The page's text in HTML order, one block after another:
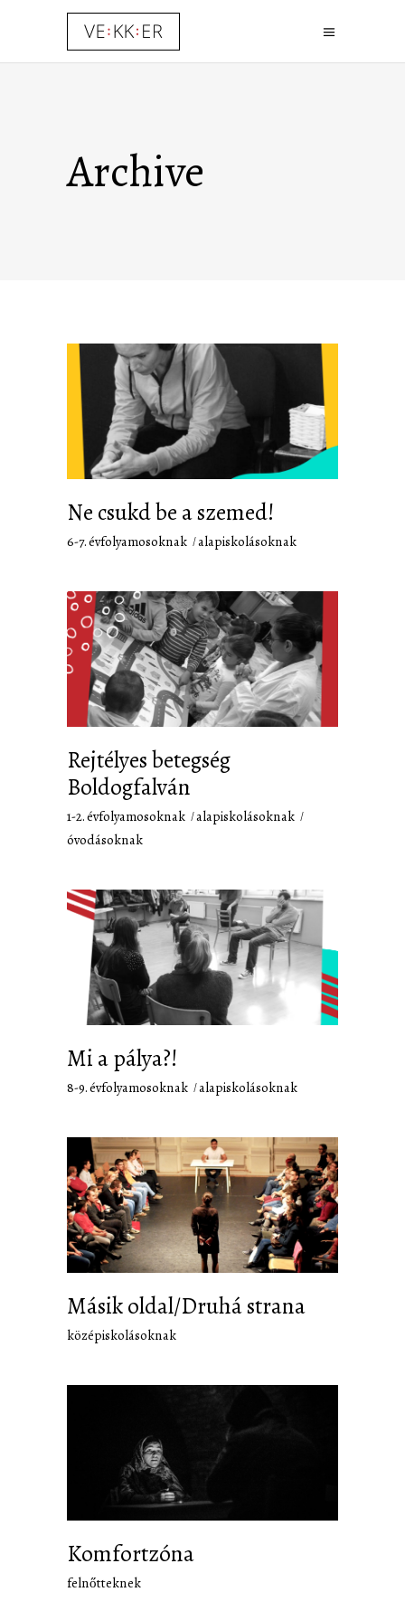
Archive
Ne csukd be a szemed!
6-7. évfolyamosoknak alapiskolásoknak
Rejtélyes betegség
Boldogfalván
1-2. évfolyamosoknak alapiskolásoknak
óvodásoknak
Mi a pálya?!
8-9. évfolyamosoknak alapiskolásoknak
Másik oldal/Druhá strana
középiskolásoknak
Komfortzóna
felnőtteknek